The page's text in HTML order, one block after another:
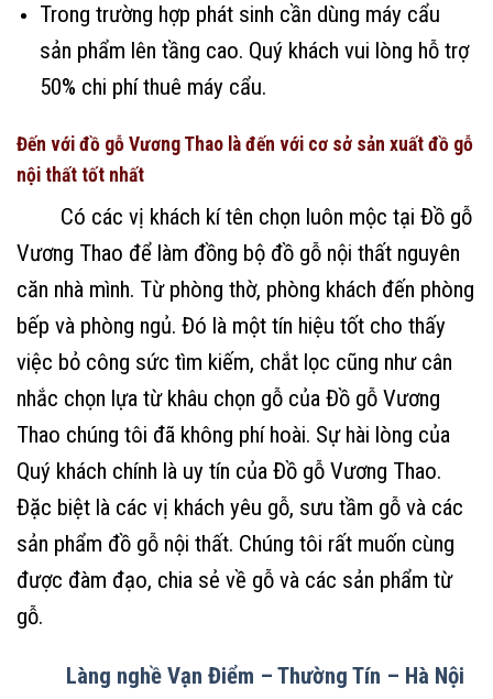
Trong trường hợp phát sinh cần dùng máy cẩu
sản phẩm lên tầng cao. Quý khách vui lòng hỗ trợ
50% chi phí thuê máy cẩu.
Đến với đồ gỗ Vương Thao là đến với cơ sở sản xuất đồ gỗ
nội thất tốt nhất
Có các vị khách kí tên chọn luôn mộc tại Đồ gỗ
Vương Thao để làm đồng bộ đồ gỗ nội thất nguyên
căn nhà mình. Từ phòng thờ, phòng khách đến phòng
bếp và phòng ngủ. Đó là một tín hiệu tốt cho thấy
việc bỏ công sức tìm kiếm, chắt lọc cũng như cân
nhắc chọn lựa từ khâu chọn gỗ của Đồ gỗ Vương
Thao chúng tôi đã không phí hoài. Sự hài lòng của
Quý khách chính là uy tín của Đồ gỗ Vương Thao.
Đặc biệt là các vị khách yêu gỗ, sưu tầm gỗ và các
sản phẩm đồ gỗ nội thất. Chúng tôi rất muốn cùng
được đàm đạo, chia sẻ về gỗ và các sản phẩm từ
gỗ.
Làng nghề Vạn Điểm – Thường Tín – Hà Nội